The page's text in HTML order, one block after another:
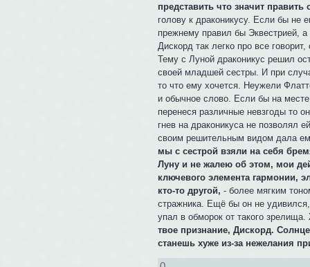
представить что значит
голову к драконикусу. Если бы не
прежнему правил бы Эквестрией,
Дискорд так легко про все
Тему с Луной драконикус решил
своей младшей сестры. И при
то что ему хочется. Неужели
и обычное слово. Если бы на
перенеся различные невзгоды то
гнев на драконикуса не позволял
своим решительным видом дала
мы с сестрой взяли на себя
Луну и не жалею об этом, мои
ключевого элемента гармонии,
кто-то другой, - более мягким
стражника. Ещё бы он не
упал в обморок от такого
твое признание, Дискорд.
станешь хуже из-за нежелания